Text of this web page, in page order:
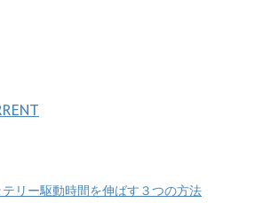
リー駆動時間を伸ばす３つの方法